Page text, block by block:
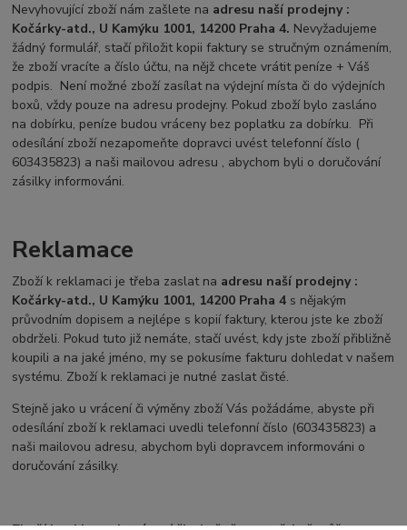
Nevyhovující zboží nám zašlete na adresu naší prodejny :
Kočárky-atd., U Kamýku 1001, 14200 Praha 4. Nevyžadujeme
žádný formulář, stačí přiložit kopii faktury se stručným oznámením,
že zboží vracíte a číslo účtu, na nějž chcete vrátit peníze + Váš
podpis. Není možné zboží zasílat na výdejní místa či do výdejních
boxů, vždy pouze na adresu prodejny. Pokud zboží bylo zasláno
na dobírku, peníze budou vráceny bez poplatku za dobírku. Při
odesílání zboží nezapomeňte dopravci uvést telefonní číslo (
603435823) a naši mailovou adresu , abychom byli o doručování
zásilky informováni.
Reklamace
Zboží k reklamaci je třeba zaslat na adresu naší prodejny :
Kočárky-atd., U Kamýku 1001, 14200 Praha 4 s nějakým
průvodním dopisem a nejlépe s kopií faktury, kterou jste ke zboží
obdrželi. Pokud tuto již nemáte, stačí uvést, kdy jste zboží přibližně
koupili a na jaké jméno, my se pokusíme fakturu dohledat v našem
systému. Zboží k reklamaci je nutné zaslat čisté.
Stejně jako u vrácení či výměny zboží Vás požádáme, abyste při
odesílání zboží k reklamaci uvedli telefonní číslo (603435823) a
naši mailovou adresu, abychom byli dopravcem informováni o
doručování zásilky.